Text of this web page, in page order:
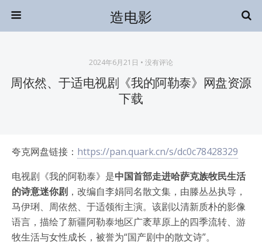
造电影
2024年6月21日 • 没有评论
周依然、于适电视剧《我的阿勒泰》网盘资源
下载
夸克网盘链接： https://pan.quark.cn/s/dc0c78428329
电视剧《我的阿勒泰》是中国首部走进哈萨克族牧民生活
的诗意迷你剧 ，改编自李娟同名散文集，由滕丛丛执导，
马伊琍、周依然、于适领衔主演。该剧以清新质朴的影像
语言，描绘了新疆阿勒泰地区广袤草原上的四季流转、游
牧生活与女性成长，被誉为“国产剧中的散文诗”。